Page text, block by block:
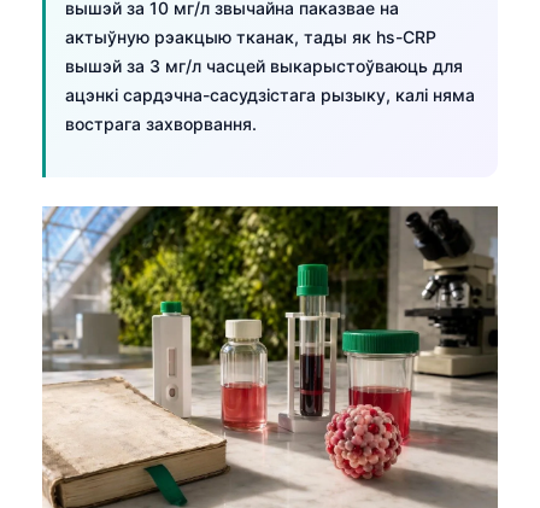
вышэй за 10 мг/л звычайна паказвае на
актыўную рэакцыю тканак, тады як hs-CRP
вышэй за 3 мг/л часцей выкарыстоўваюць для
ацэнкі сардэчна-сасудзістага рызыку, калі няма
вострага захворвання.